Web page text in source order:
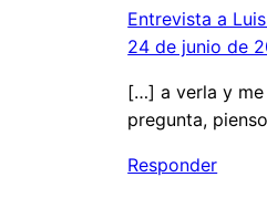
Entrevista a
24 de junio de
[…] a verla y me
pregunta,
Responder